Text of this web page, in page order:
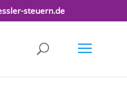
steuern.de